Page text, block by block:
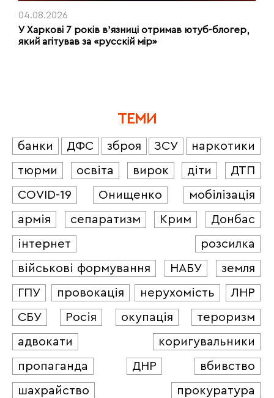
04.08.2026
У Харкові 7 років вʼязниці отримав ютуб-блогер,
який агітував за «русскій мір»
ТЕМИ
банки ДФС зброя ЗСУ
наркотики
тюрми
освіта вирок діти
ДТП
COVID-19
Онищенко
мобілізація
армія
сепаратизм Крим
Донбас
інтернет
розсилка
військові формування
НАБУ
земля
ГПУ
провокація нерухомість
ЛНР
СБУ
Росія окупація
тероризм
адвокати
коригувальники
пропаганда
ДНР
вбивство
шахрайство
прокуратура